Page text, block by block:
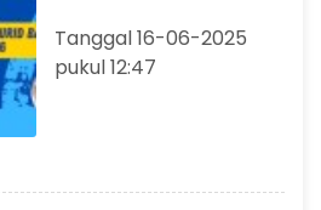
Tanggal 16-06-2025
pukul 12:47